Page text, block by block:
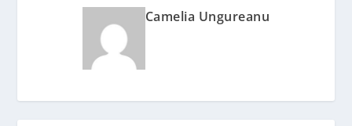
Camelia Ungureanu